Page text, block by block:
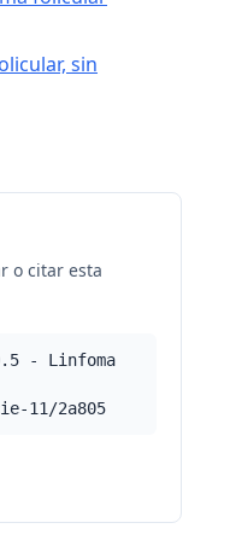
sin
o citar esta
- Linfoma
11/2a805